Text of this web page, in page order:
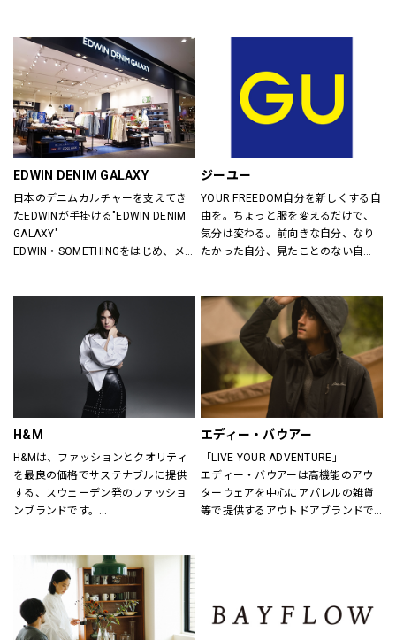
EDWIN DENIM GALAXY
日本のデニムカルチャーを支えてき
たEDWINが手掛ける"EDWIN DENIM
GALAXY"
EDWIN・SOMETHINGをはじめ、メ
レンドアイテムまで豊富なランナッ
プを取り揃えます。
ジーユー
YOUR FREEDOM自分を新しくする自
由を。ちょっと服を変えるだけで、
気分は変わる。前向きな自分、なり
たかった自分、見たことのない自
いまの気分で、もっと自由に。GU
は、自由。
H&M
H&Mは、ファッションとクオリティ
を最良の価格でサステナブルに提供
する、スウェーデン発のファッショ
ンブランドです。
さまをお迎えしています。
H&Mお問い合わせ窓口:
https://lin.ee/k1gDN7M（LINEでの
お問い合わせ）
エディー・バウアー
「LIVE YOUR ADVENTURE」
エディー・バウアーは高機能のアウ
ターウェアを中心にアパレルの雑貨
等で提供するアウトドアブランドで
アウトドア・ライフスタルウェア等